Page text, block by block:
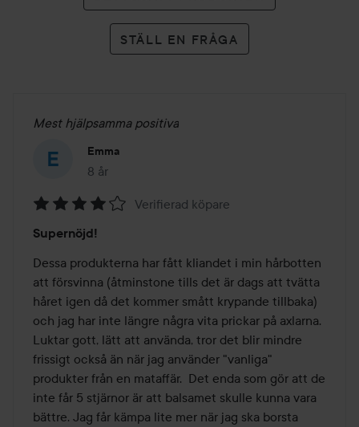
STÄLL EN FRÅGA
Mest hjälpsamma positiva
Emma
8 år
Inlägget skapades 8 år
4
av
5
Verifierad köpare
Supernöjd!
Dessa produkterna har fått kliandet i min hårbotten
att försvinna (åtminstone tills det är dags att tvätta
håret igen då det kommer smått krypande tillbaka)
och jag har inte längre några vita prickar på axlarna.
Luktar gott, lätt att använda, tror det blir mindre
frissigt också än när jag använder "vanliga"
produkter från en mataffär.  Det enda som gör att de
inte får 5 stjärnor är att balsamet skulle kunna vara
bättre. Jag får kämpa lite mer när jag ska borsta